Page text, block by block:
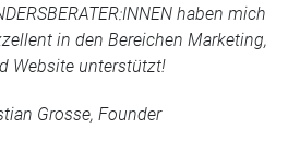
haben mich
in den Bereichen Marketing,
Website unterstützt!
Grosse, Founder